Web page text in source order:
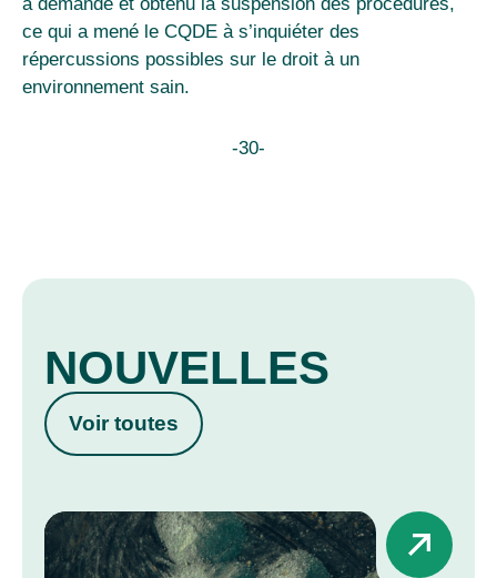
ce qui a mené le CQDE à s’inquiéter des
répercussions possibles sur le droit à un
environnement sain.
-30-
NOUVELLES
Voir toutes